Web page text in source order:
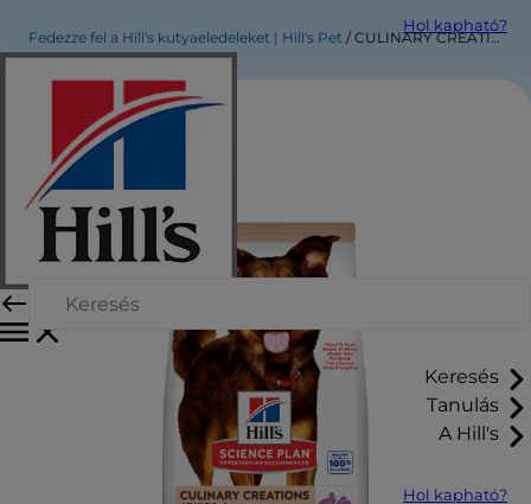
Hol kapható?
Keresés
Tanulás
A Hill's
Hol kapható?
Fedezze fel a Hill's kutyaeledeleket | Hill's Pet CULINARY CREATIONS ELEDEL KÖZEPES TESTŰ FELNŐTT KUTYÁK SZÁMÁRA